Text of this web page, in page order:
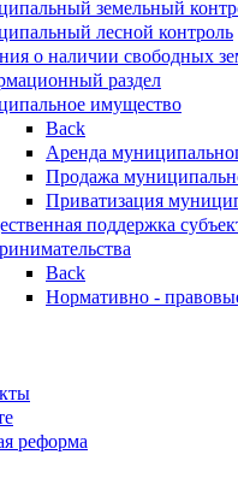
земельный
лесной контроль
о наличии свободных
раздел
имущество
Back
Аренда
Продажа
Приватизация
поддержка
Back
Нормативно -
реформа